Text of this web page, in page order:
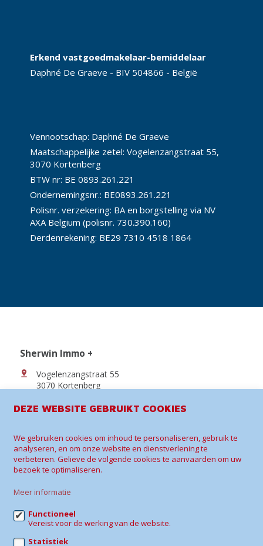
Erkend vastgoedmakelaar-bemiddelaar
Daphné De Graeve - BIV 504866 - België
Vennootschap: Daphné De Graeve
Maatschappelijke zetel: Vogelenzangstraat 55,
3070 Kortenberg
BTW nr: BE 0893.261.221
Ondernemingsnr.: BE0893.261.221
Polisnr. verzekering: BA en borgstelling via NV
AXA Belgium (polisnr. 730.390.160)
Derdenrekening: BE29 7310 4518 1864
Sherwin Immo +
Vogelenzangstraat 55
3070 Kortenberg
Te koop Te huur
Wijzig cookie voorkeuren
DEZE WEBSITE GEBRUIKT COOKIES
We gebruiken cookies om inhoud te personaliseren, gebruik te
analyseren, en om onze website en dienstverlening te
verbeteren. Gelieve de volgende cookies te aanvaarden om uw
bezoek te optimaliseren.
Meer informatie
Functioneel
Vereist voor de werking van de website.
Statistiek